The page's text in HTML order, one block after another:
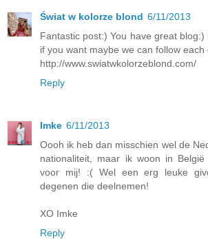
Świat w kolorze blond 6/11/2013
Fantastic post:) You have great
if you want maybe we can follow each
http://www.swiatwkolorzeblond.com/
Reply
Imke 6/11/2013
Oooh ik heb dan misschien wel de
nationaliteit, maar ik woon in
voor mij! :( Wel een erg leuke
degenen die deelnemen!
XO Imke
Reply